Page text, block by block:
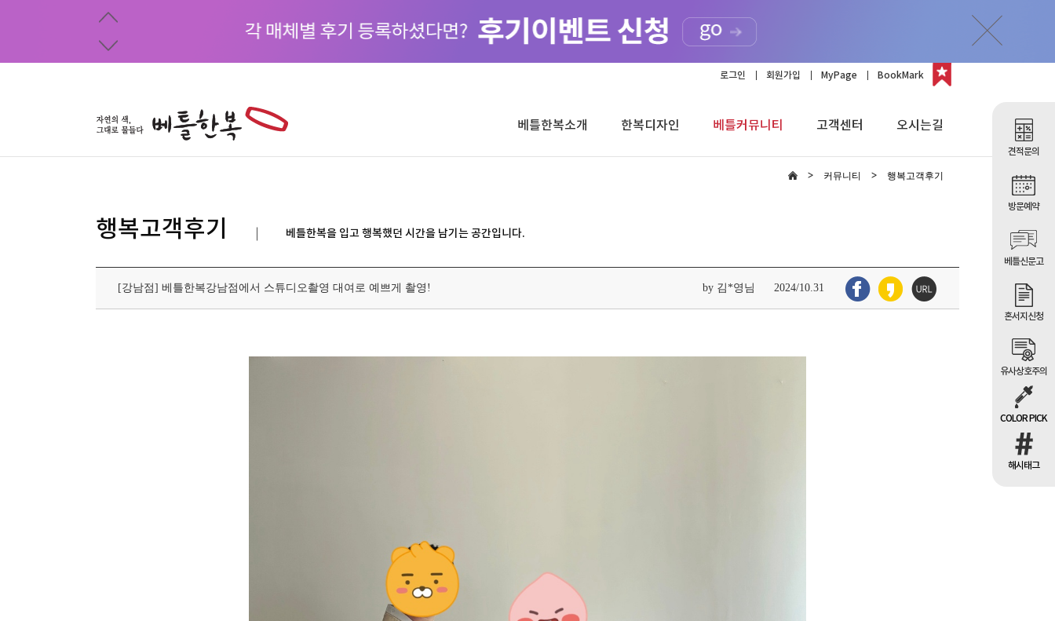
로그인 회원가입 MyPage BookMark
베틀한복소개 한복디자인 베틀커뮤니티 고객센터 오시는길
견적문의
방문예약
베틀신문고
혼서지신청
유사상호주의
COLOR PICK
해시태그
커뮤니티 행복고객후기
행복고객후기 베틀한복을 입고 행복했던 시간을 남기는 공간입니다.
[강남점] 베틀한복강남점에서 스튜디오촬영 대여로 예쁘게 촬영! by 김*영님 2024/10.31